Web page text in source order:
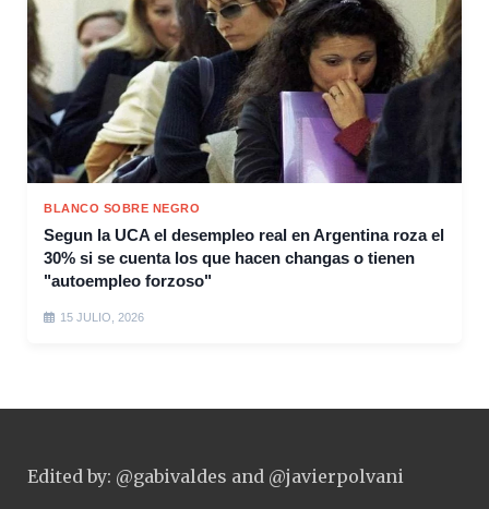
BLANCO SOBRE NEGRO
Segun la UCA el desempleo real en Argentina roza el
30% si se cuenta los que hacen changas o tienen
"autoempleo forzoso"
15 JULIO, 2026
Edited by: @gabivaldes and @javierpolvani